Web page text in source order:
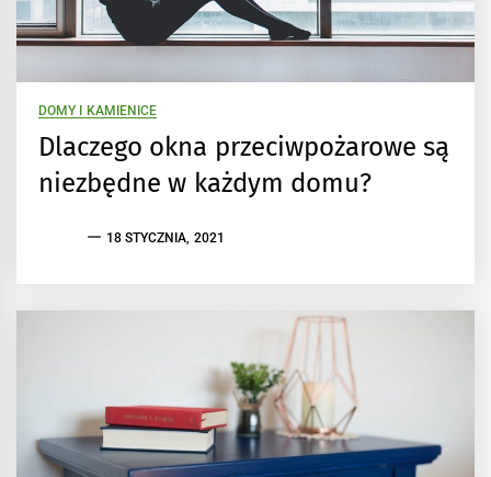
DOMY I KAMIENICE
Dlaczego okna przeciwpożarowe są
niezbędne w każdym domu?
18 STYCZNIA, 2021